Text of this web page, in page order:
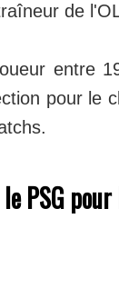
de
entre
pour le
PSG pour